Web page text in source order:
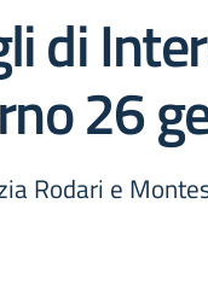
di
26
Rodari e